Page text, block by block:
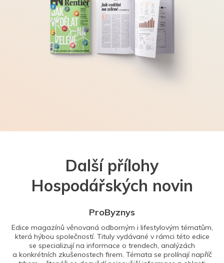
Další přílohy
Hospodářských novin
ProByznys
Edice magazínů věnovaná odborným i lifestylovým tématům,
která hýbou společností. Tituly vydávané v rámci této edice
se specializují na informace o trendech, analýzách
a konkrétních zkušenostech firem. Témata se prolínají napříč